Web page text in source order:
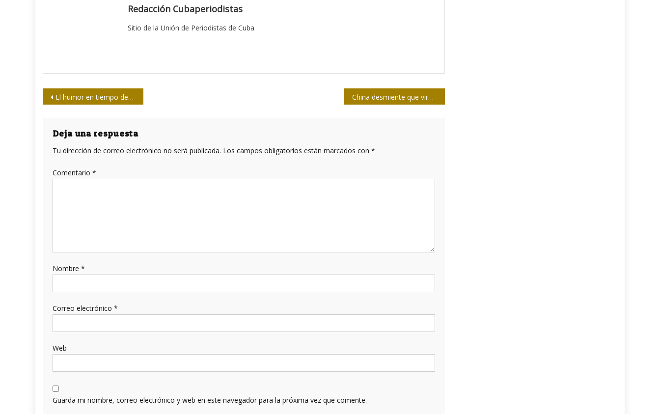
Redacción Cubaperiodistas
Sitio de la Unión de Periodistas de Cuba
Navegación
entradas
El humor en tiempo de Pandemia China desmiente que virus de gripe porcina afecte a humanos
Deja una respuesta
Tu dirección de correo electrónico no será publicada. Los campos obligatorios están marcados con *
Comentario *
Nombre *
Correo electrónico *
Web
Guarda mi nombre, correo electrónico y web en este navegador para la próxima vez que comente.